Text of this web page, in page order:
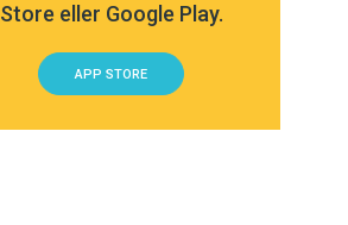
Store eller Google Play.
APP STORE